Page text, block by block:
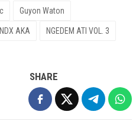
Guyon Waton
NDX AKA NGEDEM ATI VOL. 3
SHARE